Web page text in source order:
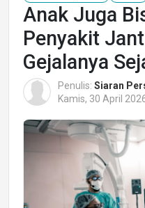
Anak Juga
Penyakit
Gejalanya
Penulis: Siaran
Kamis, 30 April